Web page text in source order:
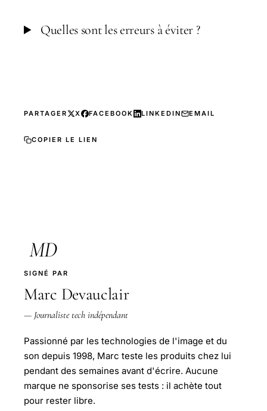
Quelles sont les erreurs à éviter ?
PARTAGER X FACEBOOK LINKEDIN EMAIL
COPIER LE LIEN
MD
SIGNÉ PAR
Marc Devauclair
— Journaliste tech indépendant
Passionné par les technologies de l'image et du
son depuis 1998, Marc teste les produits chez lui
pendant des semaines avant d'écrire. Aucune
marque ne sponsorise ses tests : il achète tout
pour rester libre.